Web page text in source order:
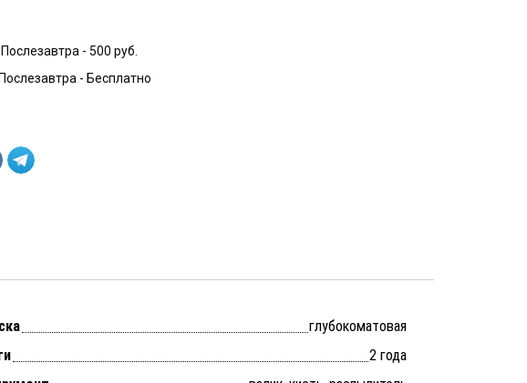
Послезавтра - 500 руб.
Послезавтра - Бесплатно
глубокоматовая
2 года